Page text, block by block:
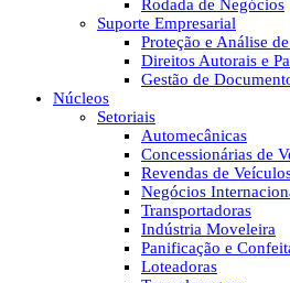
Rodada de Negócios
Suporte Empresarial
Proteção e Análise
Direitos Autorais e
Gestão de
Núcleos
Setoriais
Automecânicas
Concessionárias de
Revendas de
Negócios
Transportadoras
Indústria Moveleira
Panificação e
Loteadoras